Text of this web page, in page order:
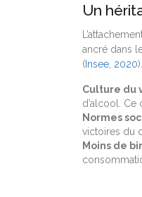
Un
ancré dans
( Insee, 2020).
Culture du
d’alcool. Ce
Normes
victoires du
Moins de